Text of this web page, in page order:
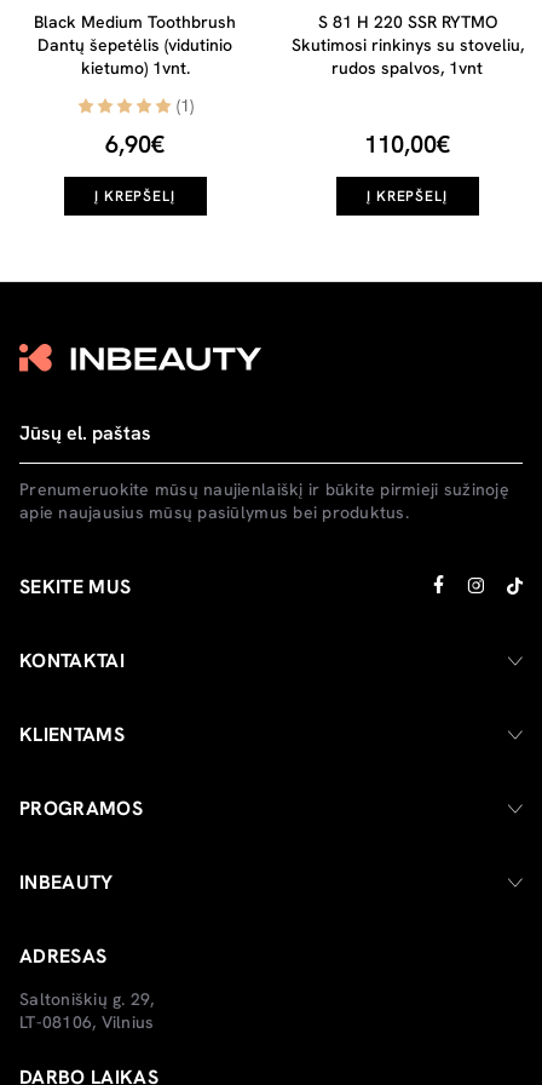
Black Medium Toothbrush
Dantų šepetėlis (vidutinio
kietumo) 1vnt.
(1)
6,90€
Į KREPŠELĮ
S 81 H 220 SSR RYTMO
Skutimosi rinkinys su stoveliu,
rudos spalvos, 1vnt
110,00€
Į KREPŠELĮ
Prenumeruokite mūsų naujienlaiškį ir būkite pirmieji sužinoję
apie naujausius mūsų pasiūlymus bei produktus.
SEKITE MUS
KONTAKTAI
KLIENTAMS
PROGRAMOS
INBEAUTY
ADRESAS
Saltoniškių g. 29,
LT-08106, Vilnius
DARBO LAIKAS